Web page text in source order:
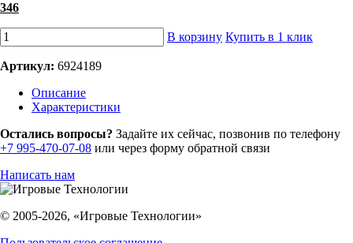
346
В корзину Купить в 1 клик
Артикул: 6924189
Описание
Характеристики
Остались вопросы? Задайте их сейчас, позвонив по телефону
+7 995-470-07-08 или через форму обратной связи
Написать нам
© 2005-2026, «Игровые Технологии»